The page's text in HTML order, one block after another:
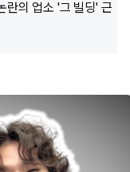
란의 업소 '그 빌딩' 근